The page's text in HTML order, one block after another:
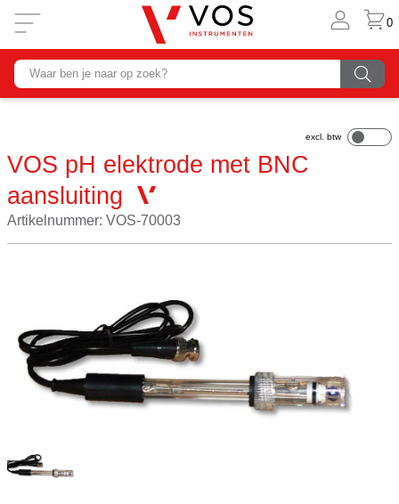
0
VOS pH elektrode met BNC
aansluiting
Artikelnummer: VOS-70003